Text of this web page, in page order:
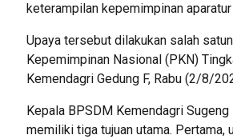
keterampilan kepemimpinan
Upaya tersebut dilakukan salah
Kepemimpinan Nasional (PKN)
Kemendagri Gedung F, Rabu (2/8/
Kepala BPSDM Kemendagri
memiliki tiga tujuan utama.